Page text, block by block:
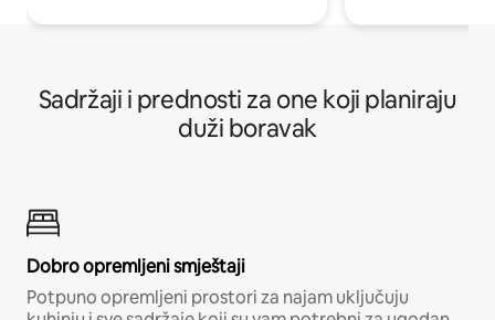
Sadržaji i prednosti za one koji planiraju
duži boravak
Dobro opremljeni smještaji
Potpuno opremljeni prostori za najam uključuju